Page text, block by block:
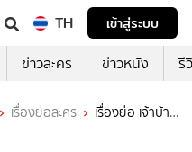
TH
เข้าสู่ระบบ
ข่าวละคร ข่าวหนัง รี
เรื่องย่อละคร
เรื่องย่อ เจ้าบ้าน